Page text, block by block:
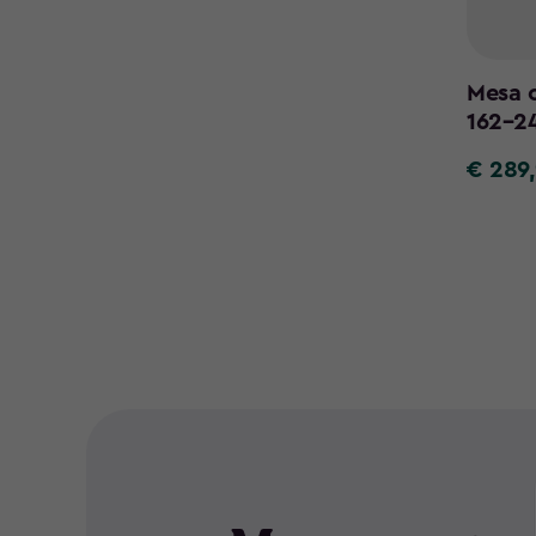
Mesa
€
€